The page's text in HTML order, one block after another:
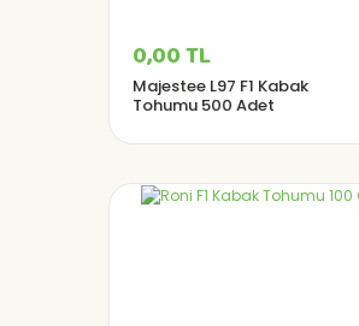
0,00 TL
Majestee L97 F1 Kabak
Tohumu 500 Adet